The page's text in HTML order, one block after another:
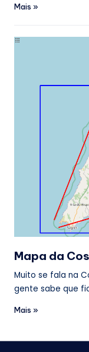
Mais »
Mapa da
Muito se fala na
gente sabe que
Mais »